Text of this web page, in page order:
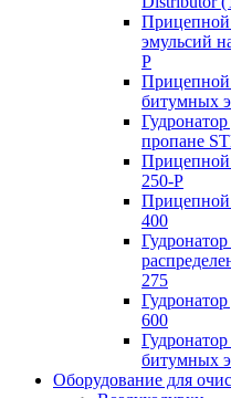
Прицепной
эмульсий
Р
Прицепной
битумных
пропане
Прицепной
250-P
Прицепной
400
275
600
битумных
Оборудование для